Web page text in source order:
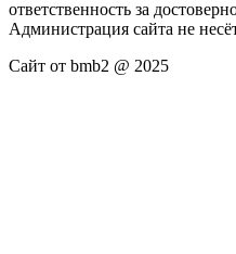
ответственность за
Администрация сайта не
Сайт от bmb2 @ 2025